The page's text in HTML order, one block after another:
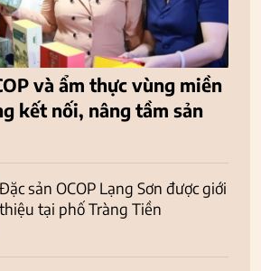
và ẩm thực vùng miền
kết nối, nâng tầm sản
Đặc sản OCOP Lạng Sơn được giới
thiệu tại phố Tràng Tiền